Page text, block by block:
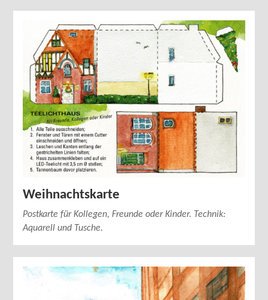
Weihnachtskarte
Postkarte für Kollegen, Freunde oder Kinder. Technik:
Aquarell und Tusche.